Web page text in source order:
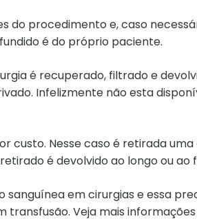
procedimento e, caso
é do próprio paciente.
é recuperado, filtrado e
Infelizmente não esta
Nesse caso é retirada
é devolvido ao longo ou ao
em cirurgias e essa
Veja mais